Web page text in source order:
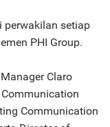
perwakilan setiap
PHI Group.
Claro
Communication